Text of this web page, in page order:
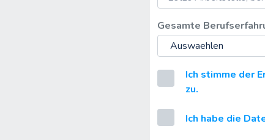
Gesamte
Ich stimme der
zu.
Ich habe die